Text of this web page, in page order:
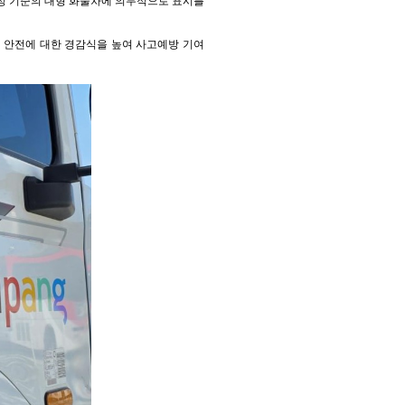
전에 대한 경감식을 높여 사고예방 기여